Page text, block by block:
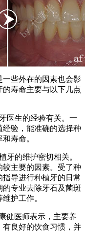
些外在的因素也会影
寿命主要与以下几点
生的经验有关。一
验，能准确的选择种
寿命。
的维护密切相关。
主要的因素。受了种
导进行种植牙的日常
专业去除牙石及菌斑
护工作。
医师表示，主要养
有良好的饮食习惯，并